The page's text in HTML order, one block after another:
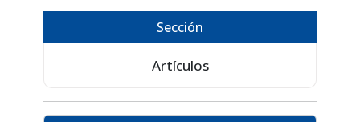
Sección
Artículos